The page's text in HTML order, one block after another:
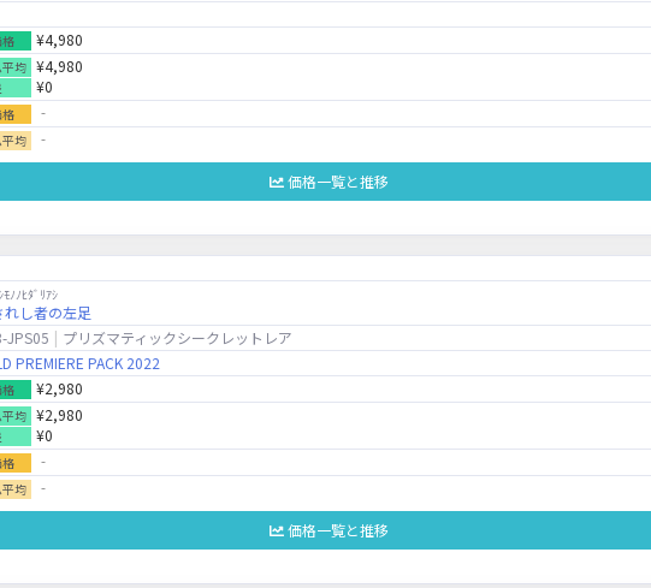
格 ¥4,980
平均 ¥4,980
¥0
格 ‐
平均 ‐
価格一覧と推移
ﾓﾉﾉﾋﾀﾞﾘｱｼ
れし者の左足
JPS05
プリズマティックシークレットレア
PREMIERE PACK 2022
格 ¥2,980
平均 ¥2,980
¥0
格 ‐
平均 ‐
価格一覧と推移